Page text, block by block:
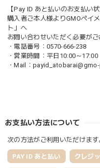
【Pay ID あと払いのお支払い
購入者ご本人様よりGMOペイ
ト」へ
お問い合わせいただく必要がご
・電話番号：0570-666-238
・営業時間：平日10:00～17:00
・Mail：
お支払い方法について
次の方法がご利用いただけます
PAY ID あと払い クレジ